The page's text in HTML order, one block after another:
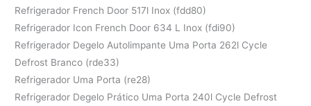
Refrigerador French Door 517l Inox (fdd80)
Refrigerador Icon French Door 634 L Inox (fdi90)
Refrigerador Degelo Autolimpante Uma Porta 262l Cycle
Defrost Branco (rde33)
Refrigerador Uma Porta (re28)
Refrigerador Degelo Prático Uma Porta 240l Cycle Defrost